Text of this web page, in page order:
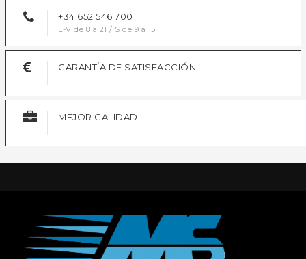
+34 652 546 700
L-V de 8 a 21 / S de 9 a 15
GARANTÍA DE SATISFACCIÓN
MEJOR CALIDAD